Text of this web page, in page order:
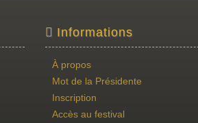
Informations
À propos
Mot de la Présidente
Inscription
Accès au festival